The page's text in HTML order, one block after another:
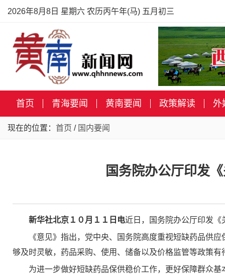
2026年8月8日 星期六 农历丙午年(马) 五月初三
首页 青海要闻 黄南要闻 政策解读 外
现在的位置： 首页 / 国内要闻
国务院办公厅印发
新华社北京１０月１１日电近日，国务院办公厅印发
《意见》指出，党中央、国务院高度重视短缺药品供
够及时灵敏，药品采购、使用、储备以及价格监管等政策有
为进一步做好短缺药品保供稳价工作，更好保障群众